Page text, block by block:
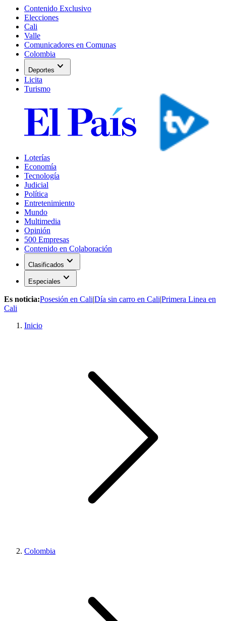
Contenido Exclusivo
Elecciones
Cali
Valle
Comunicadores en Comunas
Colombia
Deportes expand_more
Licita
Turismo
Loterías
Economía
Tecnología
Judicial
Política
Entretenimiento
Mundo
Multimedia
Opinión
500 Empresas
Contenido en Colaboración
Clasificados expand_more
Especiales expand_more
Es noticia:Posesión en Cali|Día sin carro en Cali|Primera Linea en
Cali
Inicio
Colombia